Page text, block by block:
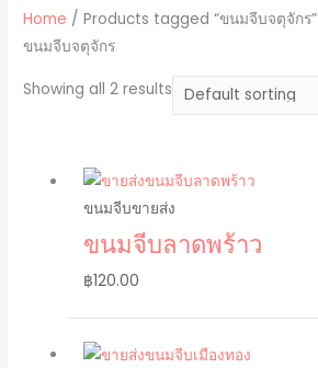
Home / Products tagged “ขนมจีบจตุจักร”
ขนมจีบจตุจักร
Showing all 2 results
ขนมจีบขายส่ง
ขนมจีบลาดพร้าว
฿120.00